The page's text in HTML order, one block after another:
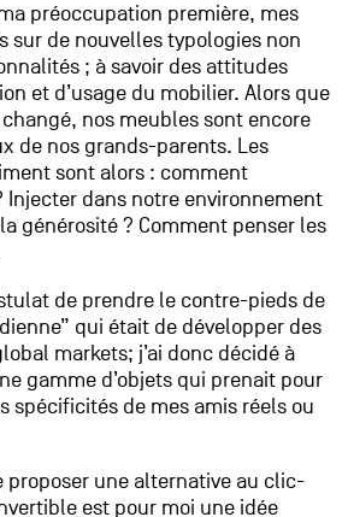
préoccupation première, mes
sur de nouvelles typologies non
; à savoir des attitudes
et d’usage du mobilier. Alors que
nos meubles sont encore
de nos grands-parents. Les
sont alors : comment
Injecter dans notre environnement
générosité ? Comment penser les
de prendre le contre-pieds de
qui était de développer des
markets; j’ai donc décidé à
gamme d’objets qui prenait pour
spécificités de mes amis réels ou
proposer une alternative au clic-
est pour moi une idée